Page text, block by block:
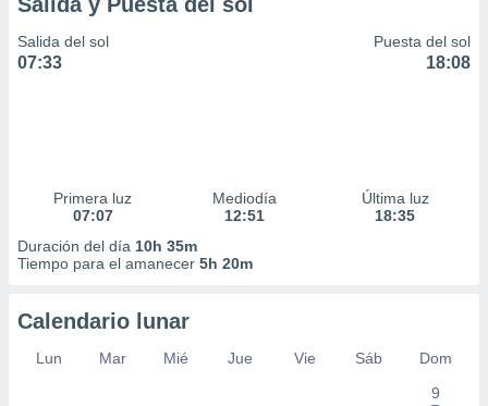
Salida del sol
07:33
Puesta del sol
18:08
Primera luz
07:07
Mediodía
12:51
Última luz
18:35
Duración del día 10h 35m
Tiempo para el amanecer 5h 20m
Calendario lunar
Lun Mar Mié Jue Vie Sáb
Dom
9